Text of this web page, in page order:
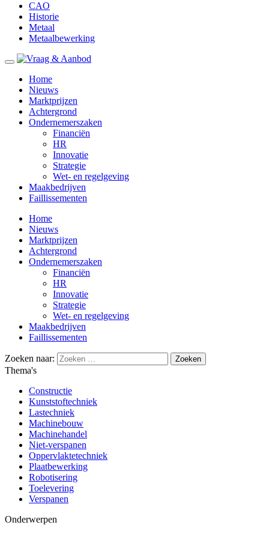
CAO
Historie
Metaal
Metaalbewerking
Home
Nieuws
Marktprijzen
Achtergrond
Ondernemerszaken
Financiën
HR
Innovatie
Strategie
Wet- en regelgeving
Maakbedrijven
Faillissementen
Home
Nieuws
Marktprijzen
Achtergrond
Ondernemerszaken
Financiën
HR
Innovatie
Strategie
Wet- en regelgeving
Maakbedrijven
Faillissementen
Zoeken naar:
Thema's
Constructie
Kunststoftechniek
Lastechniek
Machinebouw
Machinehandel
Niet-verspanen
Oppervlaktetechniek
Plaatbewerking
Robotisering
Toelevering
Verspanen
Onderwerpen